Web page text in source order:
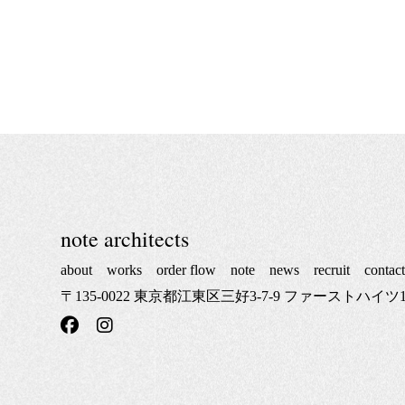
note architects
about works order flow note news recruit
contact
〒135-0022 東京都江東区三好3-7-9 ファーストハイツ